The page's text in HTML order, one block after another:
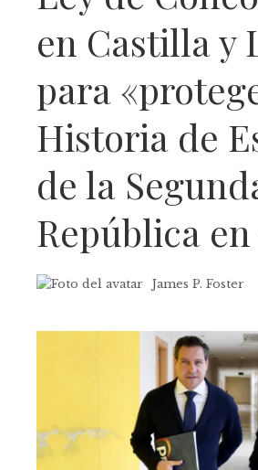
en Castilla y
para
Historia de
de la
República en
James P. Foster